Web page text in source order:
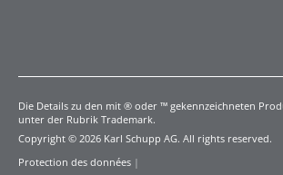
Die Details zu den mit ® oder ™ gekennzeichneten
unter der Rubrik Trademark.
Copyright © 2026 Karl Schupp AG. All rights reserved.
Protection des données |